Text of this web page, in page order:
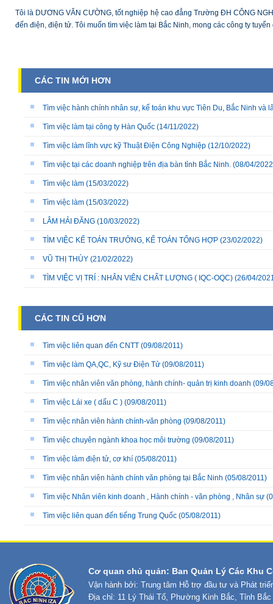
Tôi là DƯƠNG VĂN CƯỜNG, tốt nghiệp hệ cao đẳng Trường ĐH CÔNG
đến điện, điện tử. Tôi muốn tìm việc làm tại Bắc Ninh, mong các công ty
CÁC TIN MỚI HƠN
Tìm việc hành chính nhân sự, kế toán khu vực Tiên Du, Bắc Ninh và
Tìm việc làm tại công ty Hàn Quốc (14/11/2022)
Tìm việc làm lĩnh vực kỹ Thuật Điện Công Nghiệp (12/10/2022)
Tìm việc tại các doanh nghiệp trên địa bàn tỉnh Bắc Ninh. (08/04/
Tìm việc làm (15/03/2022)
Tìm việc làm (15/03/2022)
LÂM HẢI ĐĂNG (10/03/2022)
TÌM VIỆC KẾ TOÁN TRƯỞNG, KẾ TOÁN TỔNG HỢP (23/02/2022)
VŨ THỊ THÙY (21/02/2022)
TÌM VIỆC VỊ TRÍ : NHÂN VIÊN CHẤT LƯỢNG ( IQC-OQC) (26/04/
CÁC TIN CŨ HƠN
Tìm việc liên quan đến CNTT (09/08/2011)
Tìm việc làm QA,QC, Kỹ sư Điện Tử (09/08/2011)
Tìm việc nhân viên văn phòng, hành chính- quản trị kinh doanh (09/
Tìm việc Lái xe ( dấu C ) (09/08/2011)
Tìm việc nhân viên hành chính-văn phòng (09/08/2011)
Tìm việc chuyên ngành khoa học môi trường (09/08/2011)
Tìm việc làm điện tử, cơ khí (05/08/2011)
Tìm việc nhân viên hành chính văn phòng tại Bắc Ninh (05/08/2011)
Tìm việc Nhân viên kinh doanh , Hành chính - văn phòng , Nhân sự
Tìm việc liên quan đến tiếng Trung Quốc (05/08/2011)
Cơ quan chủ quản: Ban Quản Lý Các Khu
Vận hành bởi: Trung tâm Hỗ trợ đầu tư và Phát
Địa chỉ: 11 Lý Thái Tổ, Phường Kinh Bắc, Tỉnh Bắc